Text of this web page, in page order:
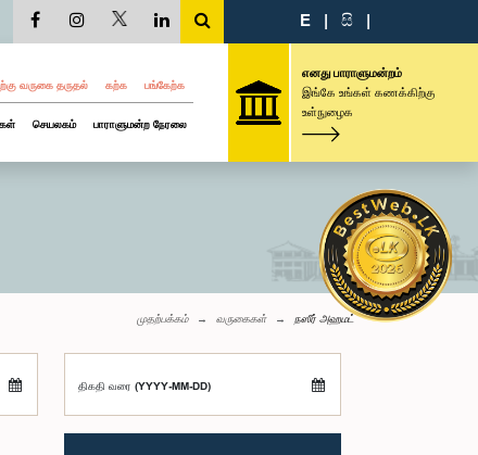
E | සි |
வருகை தருதல் கற்க பங்கேற்க
செயலகம் பாராளுமன்ற நேரலை
எனது பாராளுமன்றம்
இங்கே உங்கள் கணக்கிற்கு
உள்நுழைக
முதற்பக்கம் வருகைகள் நஸீர் அஹமட்
திகதி வரை (YYYY-MM-DD)